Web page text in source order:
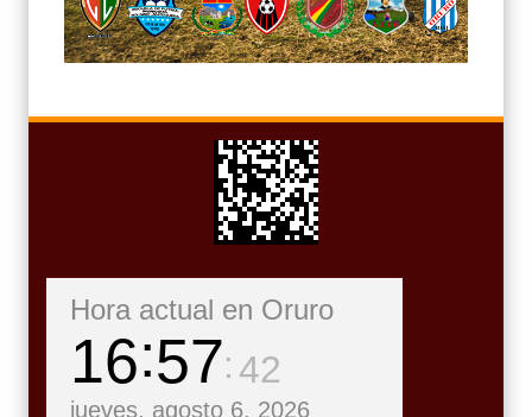
Hora actual en Oruro
16 57 43
jueves, agosto 6, 2026